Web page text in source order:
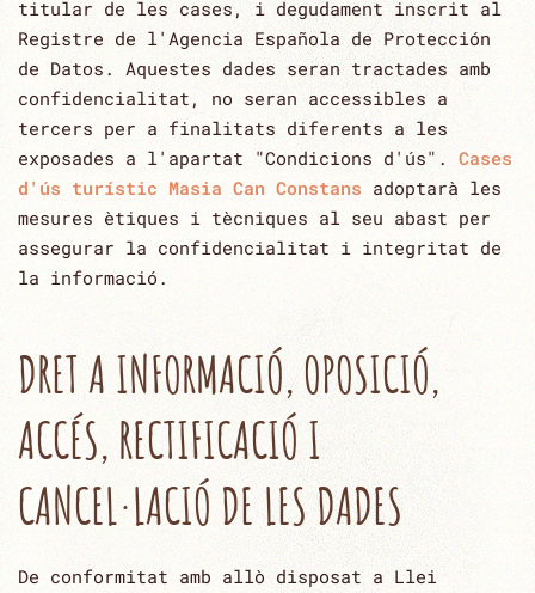
titular de les cases, i degudament inscrit al
Registre de l'Agencia ‎Española de Protección
de Datos. Aquestes dades seran tractades amb
confidencialitat, no seran ‎accessibles a
tercers per a finalitats diferents a les
exposades a l'apartat "Condicions d'ús". Cases
d'ús turístic Masia Can Constans adoptarà les
mesures ètiques i tècniques al seu abast per
assegurar la confidencialitat i integritat de
la ‎informació.‎
DRET A INFORMACIÓ, OPOSICIÓ,
ACCÉS, RECTIFICACIÓ I
CANCEL·LACIÓ DE LES DADES
De conformitat amb allò disposat a Llei